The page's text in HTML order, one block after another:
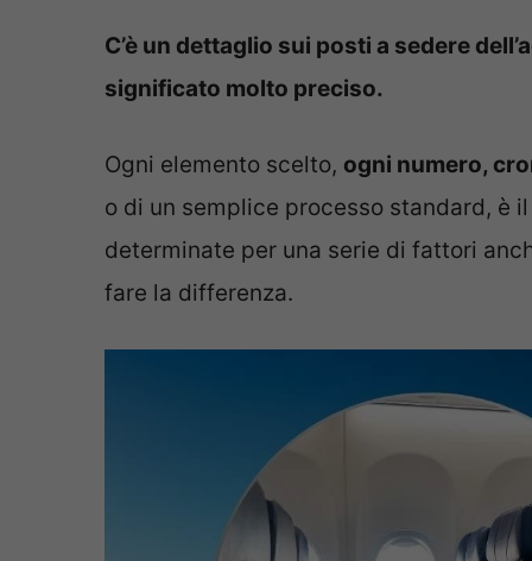
C’è un dettaglio sui posti a sedere
significato molto preciso.
Ogni elemento scelto, ogni numero,
o di un semplice processo standard, è
determinate per una serie di fattori
fare la differenza.